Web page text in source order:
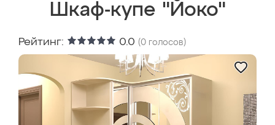
Шкаф-купе "Йоко"
Рейтинг: 0.0 (0 голосов)